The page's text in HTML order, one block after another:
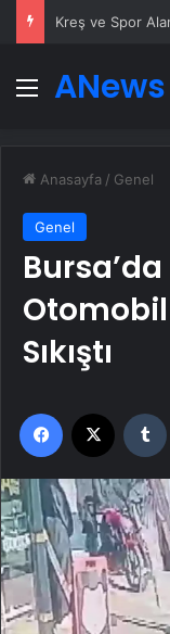
Kreş ve Spor
Menü
Anasayfa / Genel
Genel
Otomobil
Sıkıştı
Facebook